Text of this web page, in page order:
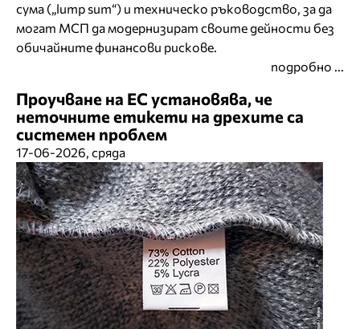
сума („lump sum“) и техническо ръководство, за да
могат МСП да модернизират своите дейности без
обичайните финансови рискове.
подробно ...
Проучване на ЕС установява, че
неточните етикети на дрехите са
системен проблем
17-06-2026, сряда